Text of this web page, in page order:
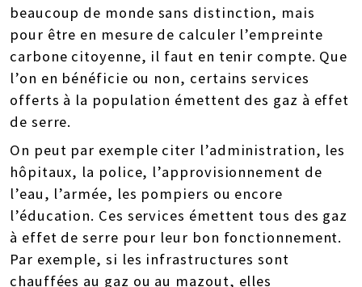
beaucoup de monde sans distinction, mais
pour être en mesure de calculer l’empreinte
carbone citoyenne, il faut en tenir compte. Que
l’on en bénéficie ou non, certains services
offerts à la population émettent des gaz à effet
de serre.
On peut par exemple citer l’administration, les
hôpitaux, la police, l’approvisionnement de
l’eau, l’armée, les pompiers ou encore
l’éducation. Ces services émettent tous des gaz
à effet de serre pour leur bon fonctionnement.
Par exemple, si les infrastructures sont
chauffées au gaz ou au mazout, elles